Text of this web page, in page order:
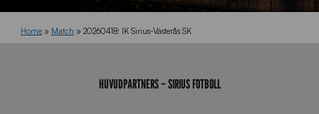
Home» Match » 20260418: IK Sirius-Västerås SK
HUVUDPARTNERS – SIRIUS FOTBOLL